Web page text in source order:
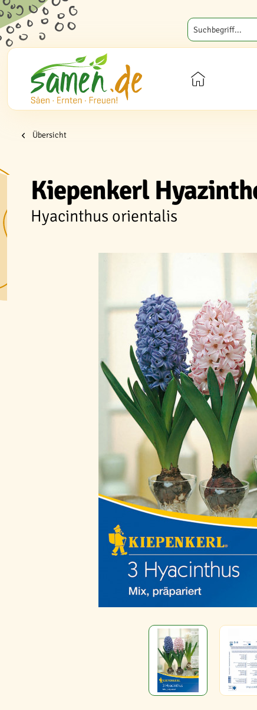
Übersicht
Kiepenkerl
Hyacinthus orientalis